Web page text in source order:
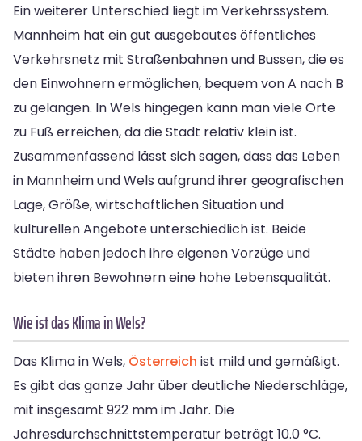
Ein weiterer Unterschied liegt im Verkehrssystem.
Mannheim hat ein gut ausgebautes öffentliches
Verkehrsnetz mit Straßenbahnen und Bussen, die es
den Einwohnern ermöglichen, bequem von A nach B
zu gelangen. In Wels hingegen kann man viele Orte
zu Fuß erreichen, da die Stadt relativ klein ist.
Zusammenfassend lässt sich sagen, dass das Leben
in Mannheim und Wels aufgrund ihrer geografischen
Lage, Größe, wirtschaftlichen Situation und
kulturellen Angebote unterschiedlich ist. Beide
Städte haben jedoch ihre eigenen Vorzüge und
bieten ihren Bewohnern eine hohe Lebensqualität.
Wie ist das Klima in Wels?
Das Klima in Wels, Österreich ist mild und gemäßigt.
Es gibt das ganze Jahr über deutliche Niederschläge,
mit insgesamt 922 mm im Jahr. Die
Jahresdurchschnittstemperatur beträgt 10.0 °C.